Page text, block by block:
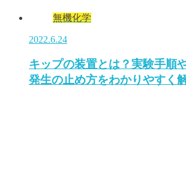
無機化学
2022.6.24
キップの装置とは？実験手順
発生の止め方をわかりやすく